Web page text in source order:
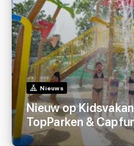
Nieuws
Nieuw op
TopParken &